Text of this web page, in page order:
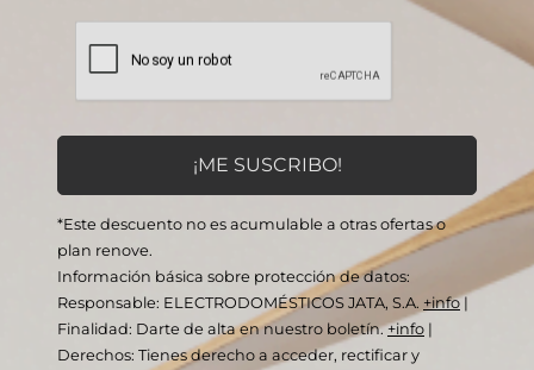
*Este descuento no es acumulable a otras ofertas o
plan renove.
Información básica sobre protección de datos:
Responsable: ELECTRODOMÉSTICOS JATA, S.A. +info |
Finalidad: Darte de alta en nuestro boletín.+info |
Derechos: Tienes derecho a acceder, rectificar y